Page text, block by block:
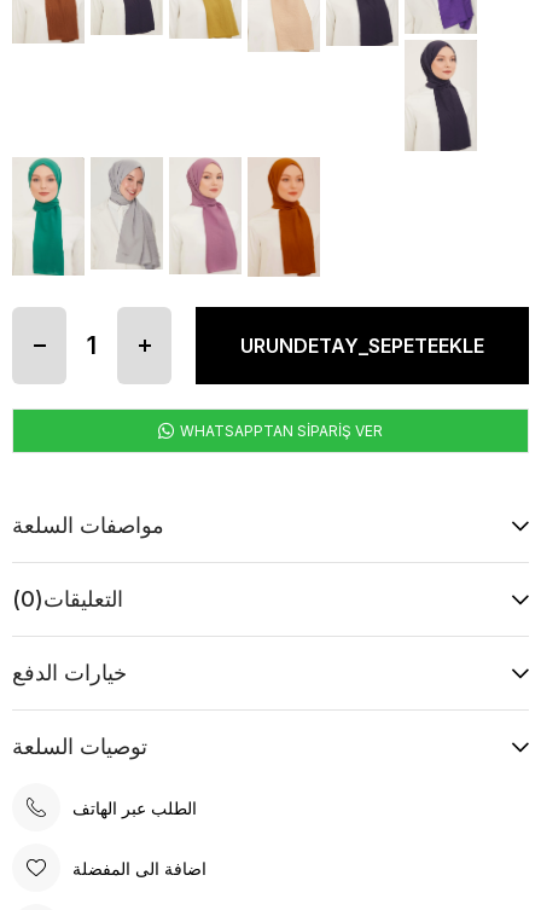
WHATSAPPTAN SİPARİŞ VER
مواصفات السلعة
التعليقات(0)
خيارات الدفع
توصيات السلعة
الطلب عبر الهاتف
اضافة الى المفضلة